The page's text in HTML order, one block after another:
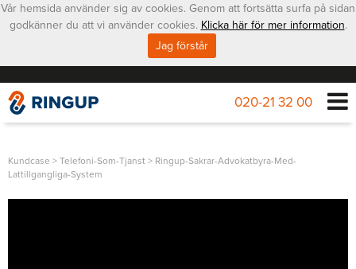
020-21 32 00
Kundcase > Telefoni-Som-Tjanst > Ringup-Sakrar-Advokatbyra-Med-
Lattillgangliga-System
Vår hemsida använder sig av cookies. Genom att fortsätta surfa på sidan
godkänner du att vi använder cookies. Klicka här för mer information.
Jag förstår